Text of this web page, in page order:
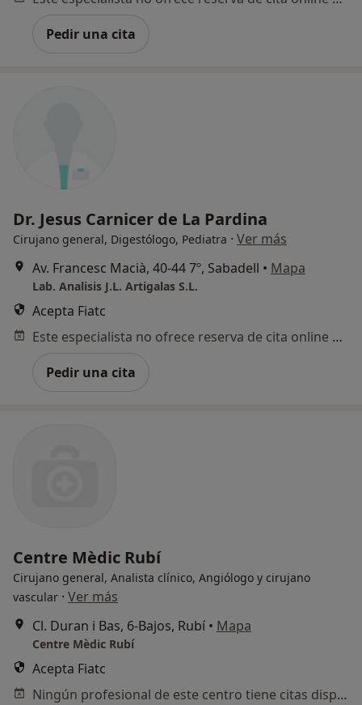
Pedir una cita
Dr. Jesus Carnicer de La Pardina
Cirujano general, Digestólogo, Pediatra · Ver más
Av. Francesc Macià, 40-44 7º, Sabadell • Mapa
Lab. Analisis J.L. Artigalas S.L.
Acepta Fiatc
Este especialista no ofrece reserva de cita online en esta dirección.
Pedir una cita
Centre Mèdic Rubí
Cirujano general, Analista clínico, Angiólogo y cirujano
vascular · Ver más
Cl. Duran i Bas, 6-Bajos, Rubí • Mapa
Centre Mèdic Rubí
Acepta Fiatc
Ningún profesional de este centro tiene citas disponibles